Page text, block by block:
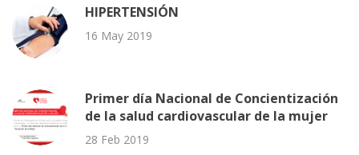
HIPERTENSIÓN
16 May 2019
Primer día Nacional de Concientización
de la salud cardiovascular de la mujer
28 Feb 2019